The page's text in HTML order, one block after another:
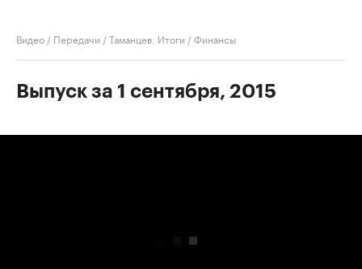
Видео / Передачи /Таманцев. Итоги /Финансы
Выпуск за 1 сентября, 2015